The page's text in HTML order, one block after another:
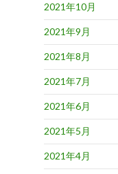
2021年10月
2021年9月
2021年8月
2021年7月
2021年6月
2021年5月
2021年4月